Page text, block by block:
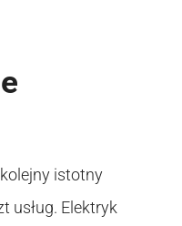
istotny
usług. Elektryk